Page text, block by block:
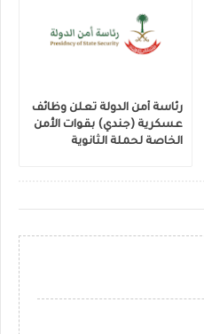
رئاسة أمن الدولة تعلن وظائف
عسكرية (جندي) بقوات الأمن
الخاصة لحملة الثانوية